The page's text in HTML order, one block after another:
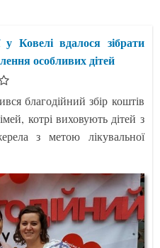
у Ковелі вдалося зібрати
особливих дітей
благодійний збір коштів
котрі виховують дітей з
з метою лікувальної